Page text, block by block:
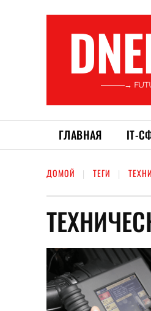
———→
ГЛАВНАЯ ІТ-
ДОМОЙ ТЕГИ